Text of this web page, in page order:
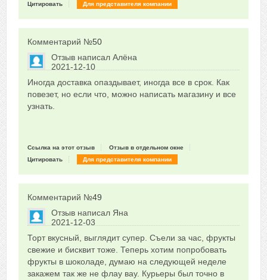
Цитировать
Для представителя компании
Комментарий №50
Отзыв написал Алёна
2021-12-10
0
Сказать друзьям об отзыве
Иногда доставка опаздывает, иногда все в срок. Как
повезет, но если что, можно написать магазину и все
узнать.
Ссылка на этот отзыв
Отзыв в отдельном окне
Цитировать
Для представителя компании
Комментарий №49
Отзыв написал Яна
2021-12-03
0
Сказать друзьям об отзыве
Торт вкусный, выглядит супер. Съели за час, фрукты
свежие и бисквит тоже. Теперь хотим попробовать
фрукты в шоколаде, думаю на следующей неделе
закажем так же не флау вау. Курьеры был точно в